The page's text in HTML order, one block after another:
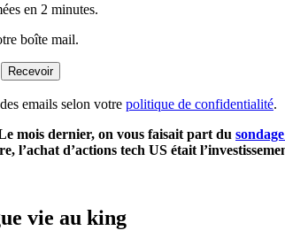
en 2 minutes.
boîte mail.
Recevoir
emails selon votre politique de confidentialité.
mois dernier, on vous faisait part du
l’achat d’actions tech US était
vie au king